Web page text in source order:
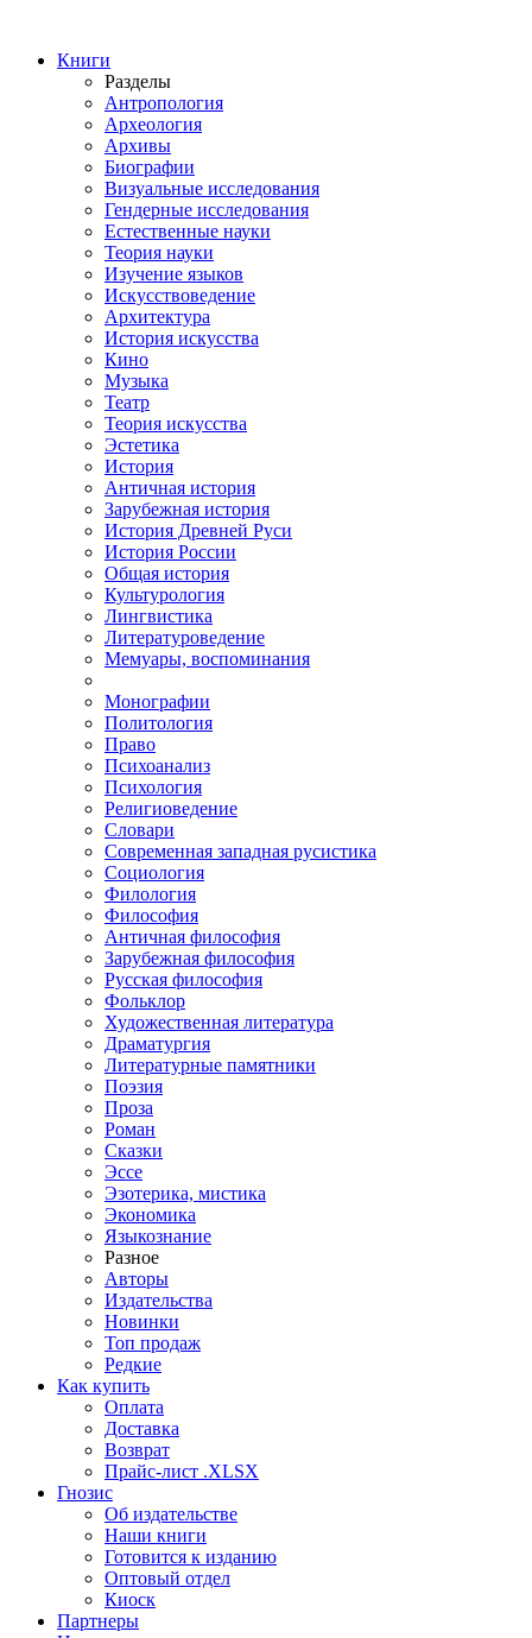
Книги
Разделы
Антропология
Археология
Архивы
Биографии
Визуальные исследования
Гендерные исследования
Естественные науки
Теория науки
Изучение языков
Искусствоведение
Архитектура
История искусства
Кино
Музыка
Театр
Теория искусства
Эстетика
История
Античная история
Зарубежная история
История Древней Руси
История России
Общая история
Культурология
Лингвистика
Литературоведение
Мемуары, воспоминания
Монографии
Политология
Право
Психоанализ
Психология
Религиоведение
Словари
Современная западная русистика
Социология
Филология
Философия
Античная философия
Зарубежная философия
Русская философия
Фольклор
Художественная литература
Драматургия
Литературные памятники
Поэзия
Проза
Роман
Сказки
Эссе
Эзотерика, мистика
Экономика
Языкознание
Разное
Авторы
Издательства
Новинки
Топ продаж
Редкие
Как купить
Оплата
Доставка
Возврат
Прайс-лист .XLSX
Гнозис
Об издательстве
Наши книги
Готовится к изданию
Оптовый отдел
Киоск
Партнеры